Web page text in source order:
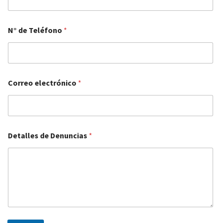
*
*
N° de Teléfono *
Correo electrónico *
Detalles de Denuncias *